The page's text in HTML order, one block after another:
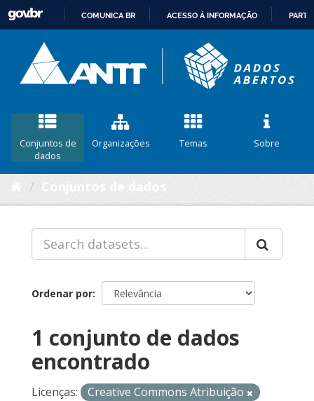
CONTEÚDO
COMUNICA BR ACESSO À INFORMAÇÃO
Conjuntos de
dados
Organizações Temas Sobre
Ordenar por
1 conjunto de dados
encontrado
Licenças:
Creative Commons Atribuição